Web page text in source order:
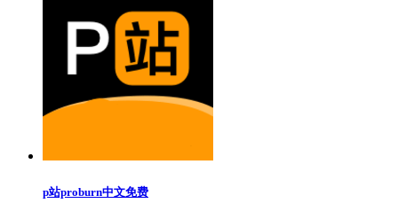
p站proburn中文免费